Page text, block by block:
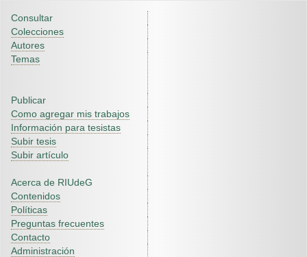
Consultar
Colecciones
Autores
Temas
Publicar
Como agregar mis trabajos
Información para tesistas
Subir tesis
Subir artículo
Acerca de RIUdeG
Contenidos
Políticas
Preguntas frecuentes
Contacto
Administración